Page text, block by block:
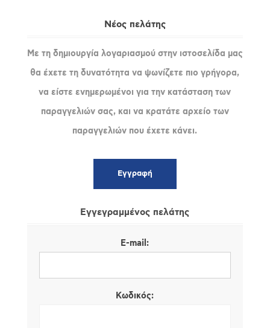
Νέος πελάτης
Με τη δημιουργία λογαριασμού στην ιστοσελίδα μας
θα έχετε τη δυνατότητα να ψωνίζετε πιο γρήγορα,
να είστε ενημερωμένοι για την κατάσταση των
παραγγελιών σας, και να κρατάτε αρχείο των
παραγγελιών που έχετε κάνει.
Εγγεγραμμένος πελάτης
E-mail:
Κωδικός: